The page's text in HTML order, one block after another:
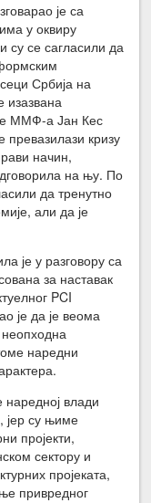
је са
у оквиру
су се сагласили да
Србија на
изазвана
ММФ-а Јан Кес
превазилази кризу
начин,
на њу. По
да тренутно
али да је
је у разговору са
за наставак
PCI
је да је веома
наредни
влади
јер су њиме
пројекти,
сектору и
пројеката,
привредног